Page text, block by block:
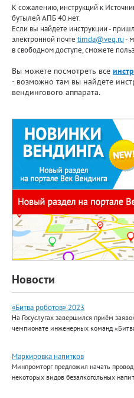
К сожалению, инструкций к
бутылей АПБ 40 нет.
Если вы найдете инструкции -
электронной почте timda@veq.ru-
в свободном доступе, сможете
Вы можете посмотреть все
- возможно там вы найдете
вендингового аппарата.
Новости
«Битва роботов» 2023
На Госуслугах завершился приём
чемпионате инженерных команд
Маркировка напитков
Минпромторг предложил начать
некоторых видов безалкогольных